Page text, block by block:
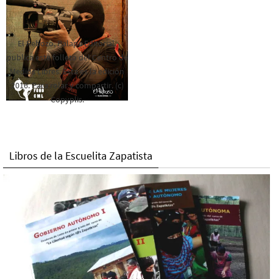
El Rebozo, Palapa Editorial,
publica este folleto del Centro de
Medios Libres. Esta es la edición
2016. Para rolar y compartir. (c)
Copyplis.
Libros de la Escuelita Zapatista